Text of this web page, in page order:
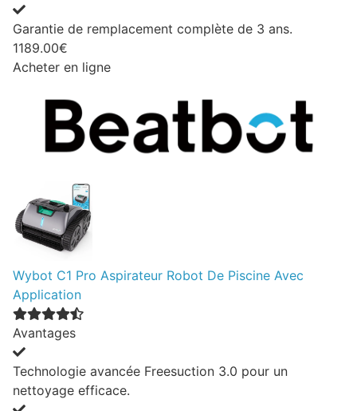
Garantie de remplacement complète de 3 ans.
1189.00€
Acheter en ligne
Wybot C1 Pro Aspirateur Robot De Piscine Avec
Application
Avantages
Technologie avancée Freesuction 3.0 pour un
nettoyage efficace.